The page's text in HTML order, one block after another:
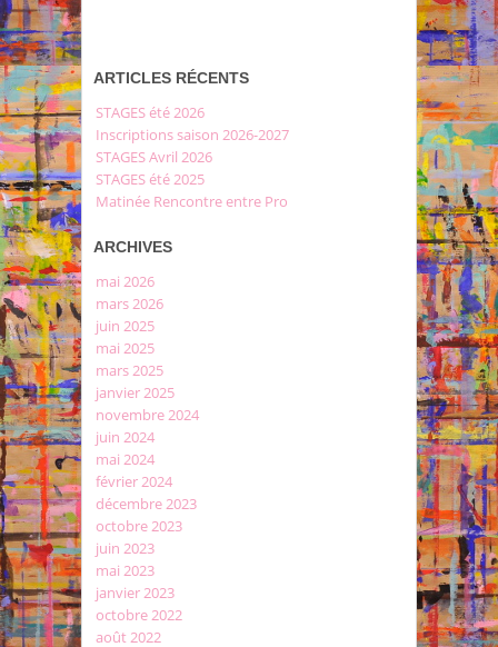
ARTICLES RÉCENTS
STAGES été 2026
Inscriptions saison 2026-2027
STAGES Avril 2026
STAGES été 2025
Matinée Rencontre entre Pro
ARCHIVES
mai 2026
mars 2026
juin 2025
mai 2025
mars 2025
janvier 2025
novembre 2024
juin 2024
mai 2024
février 2024
décembre 2023
octobre 2023
juin 2023
mai 2023
janvier 2023
octobre 2022
août 2022